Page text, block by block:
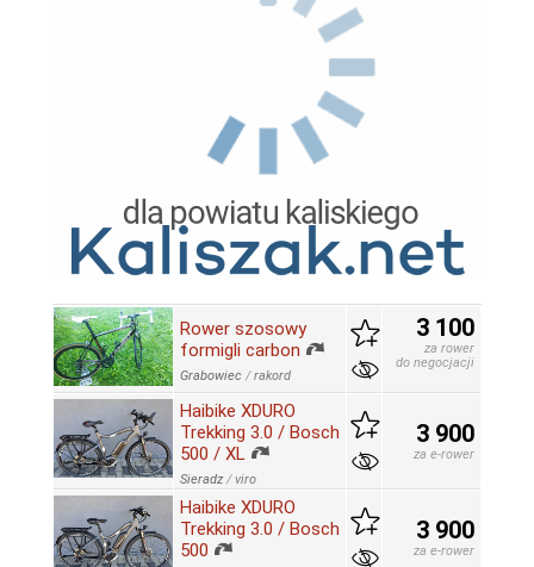
Rower szosowy
formigli carbon
Grabowiec /rakord
3 100
za rower
do negocjacji
Haibike XDURO
Trekking 3.0 / Bosch
500 / XL
Sieradz /viro
3 900
za e-rower
Haibike XDURO
Trekking 3.0 / Bosch
500
3 900
za e-rower